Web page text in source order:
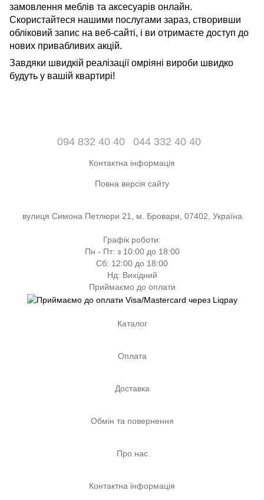
замовлення меблів та аксесуарів онлайн.
Скористайтеся нашими послугами зараз, створивши
обліковий запис на веб-сайті, і ви отримаєте доступ до
нових привабливих акцій.
Завдяки швидкій реалізації омріяні вироби швидко
будуть у вашій квартирі!
094 832 40 40 044 332 40 40
Контактна інформація
Повна версія сайту
вулиця Симона Петлюри 21, м. Бровари, 07402, Україна
Графік роботи:
Пн - Пт: з 10:00 до 18:00
Сб: 12:00 до 18:00
Нд: Вихідний
Приймаємо до оплати
Каталог
Оплата
Доставка
Обмін та повернення
Про нас
Контактна інформація